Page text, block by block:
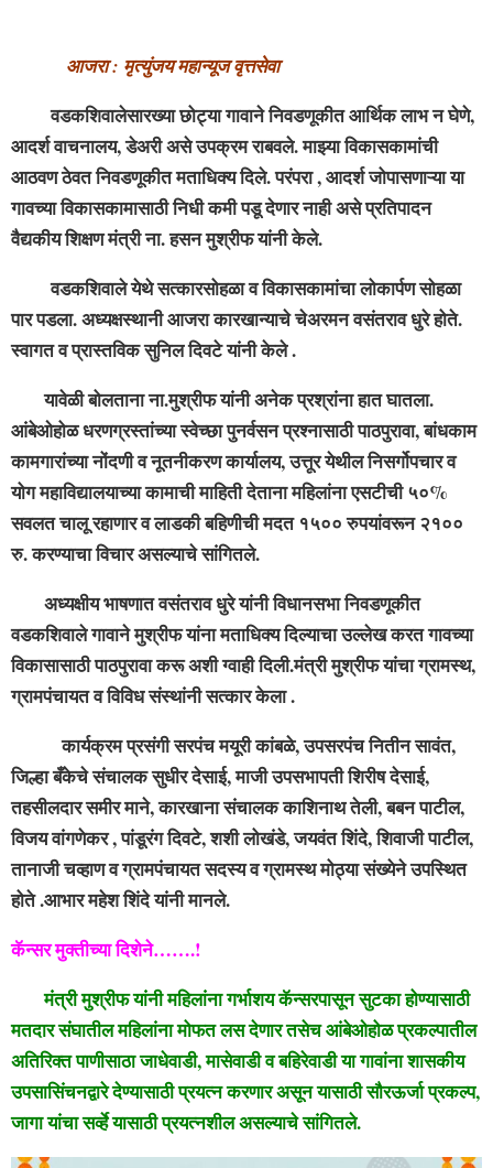
आजरा : मृत्युंजय महान्यूज वृत्तसेवा
वडकशिवालेसारख्या छोट्या गावाने निवडणूकीत आर्थिक लाभ न घेणे,
आदर्श वाचनालय, डेअरी असे उपक्रम राबवले. माझ्या विकासकामांची
आठवण ठेवत निवडणूकीत मताधिक्य दिले. परंपरा , आदर्श जोपासणाऱ्या या
गावच्या विकासकामासाठी निधी कमी पडू देणार नाही असे प्रतिपादन
वैद्यकीय शिक्षण मंत्री ना. हसन मुश्रीफ यांनी केले.
वडकशिवाले येथे सत्कारसोहळा व विकासकामांचा लोकार्पण सोहळा
पार पडला. अध्यक्षस्थानी आजरा कारखान्याचे चेअरमन वसंतराव धुरे होते.
स्वागत व प्रास्तविक सुनिल दिवटे यांनी केले .
यावेळी बोलताना ना.मुश्रीफ यांनी अनेक प्रश्रांना हात घातला.
आंबेओहोळ धरणग्रस्तांच्या स्वेच्छा पुनर्वसन प्रश्नासाठी पाठपुरावा, बांधकाम
कामगारांच्या नोंदणी व नूतनीकरण कार्यालय, उत्तूर येथील निसर्गोपचार व
योग महाविद्यालयाच्या कामाची माहिती देताना महिलांना एसटीची ५०%
सवलत चालू रहाणार व लाडकी बहिणीची मदत १५०० रुपयांवरून २१००
रु. करण्याचा विचार असल्याचे सांगितले.
अध्यक्षीय भाषणात वसंतराव धुरे यांनी विधानसभा निवडणूकीत
वडकशिवाले गावाने मुश्रीफ यांना मताधिक्य दिल्याचा उल्लेख करत गावच्या
विकासासाठी पाठपुरावा करू अशी ग्वाही दिली.मंत्री मुश्रीफ यांचा ग्रामस्थ,
ग्रामपंचायत व विविध संस्थांनी सत्कार केला .
कार्यक्रम प्रसंगी सरपंच मयूरी कांबळे, उपसरपंच नितीन सावंत,
जिल्हा बँकेचे संचालक सुधीर देसाई, माजी उपसभापती शिरीष देसाई,
तहसीलदार समीर माने, कारखाना संचालक काशिनाथ तेली, बबन पाटील,
विजय वांगणेकर , पांडूरंग दिवटे, शशी लोखंडे, जयवंत शिंदे, शिवाजी पाटील,
तानाजी चव्हाण व ग्रामपंचायत सदस्य व ग्रामस्थ मोठ्या संख्येने उपस्थित
होते .आभार महेश शिंदे यांनी मानले.
कॅन्सर मुक्तीच्या दिशेने…….!
मंत्री मुश्रीफ यांनी महिलांना गर्भाशय कॅन्सरपासून सुटका होण्यासाठी
मतदार संघातील महिलांना मोफत लस देणार तसेच आंबेओहोळ प्रकल्पातील
अतिरिक्त पाणीसाठा जाधेवाडी, मासेवाडी व बहिरेवाडी या गावांना शासकीय
उपसासिंचनद्वारे देण्यासाठी प्रयत्न करणार असून यासाठी सौरऊर्जा प्रकल्प,
जागा यांचा सर्व्हे यासाठी प्रयत्नशील असल्याचे सांगितले.